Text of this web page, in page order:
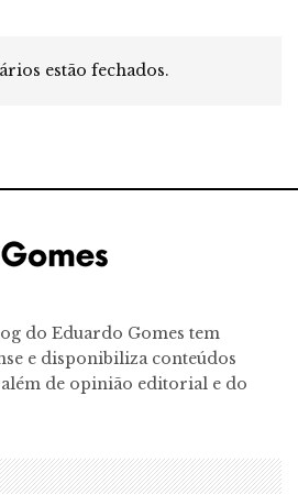
estão fechados.
do Eduardo Gomes tem
e disponibiliza conteúdos
de opinião editorial e do